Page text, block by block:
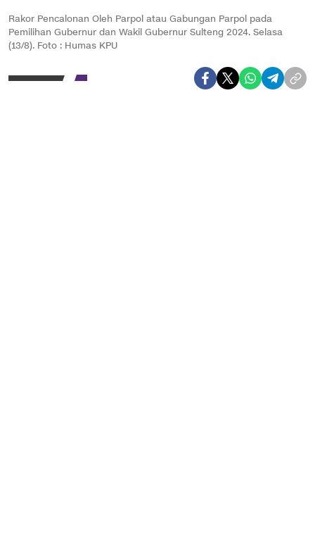
Rakor Pencalonan Oleh Parpol atau Gabungan Parpol pada
Pemilihan Gubernur dan Wakil Gubernur Sulteng 2024. Selasa
(13/8). Foto : Humas KPU